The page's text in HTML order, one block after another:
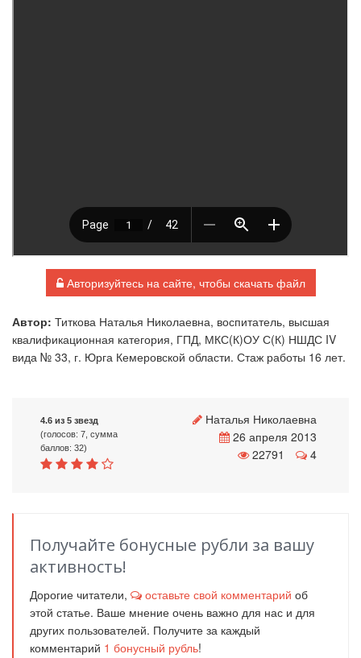
Авторизуйтесь на сайте, чтобы скачать файл
Автор: Титкова Наталья Николаевна, воспитатель, высшая
квалификационная категория, ГПД, МКС(К)ОУ С(К) НШДС IV
вида № 33, г. Юрга Кемеровской области. Стаж работы 16 лет.
4.6 из 5 звезд
(голосов: 7, сумма
баллов: 32)
Наталья Николаевна
26 апреля 2013
22791
4
Получайте бонусные рубли за вашу
активность!
Дорогие читатели, оставьте свой комментарий об
этой статье. Ваше мнение очень важно для нас и для
других пользователей. Получите за каждый
комментарий 1 бонусный рубль!